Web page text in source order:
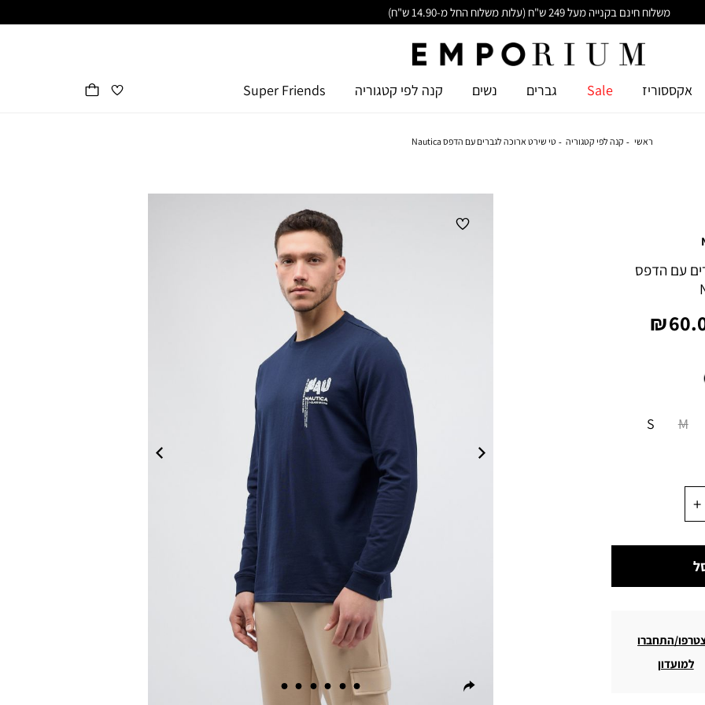
משלוח חינם בקנייה מעל 249 ש"ח (עלות משלוח החל מ-14.90 ש"ח)
אקססוריז Sale גברים נשים קנה לפי קטגוריה Super Friends
ראשי קנה לפי קטגוריה טי שירט ארוכה לגברים עם הדפס Nautica
עם הדפס
S M
התחברו
למועדון